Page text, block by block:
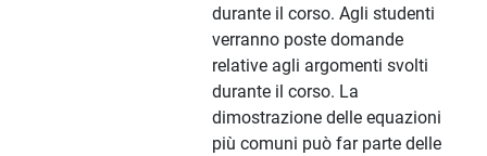
durante il corso. Agli studenti
verranno poste domande
relative agli argomenti svolti
durante il corso. La
dimostrazione delle equazioni
più comuni può far parte delle